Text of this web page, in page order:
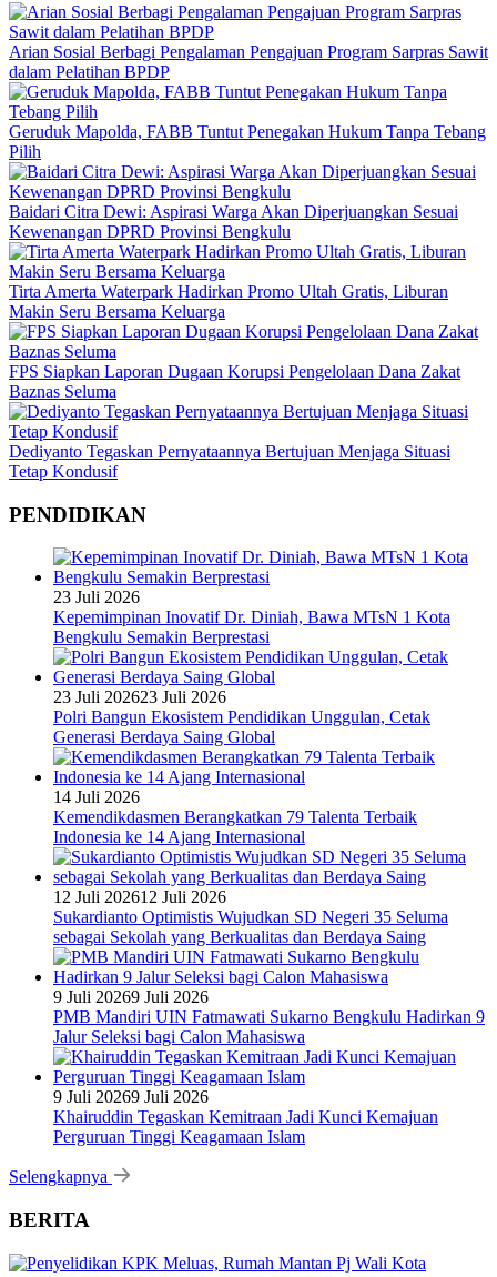
Arian Sosial Berbagi Pengalaman Pengajuan Program Sarpras Sawit
dalam Pelatihan BPDP
Geruduk Mapolda, FABB Tuntut Penegakan Hukum Tanpa Tebang
Pilih
Baidari Citra Dewi: Aspirasi Warga Akan Diperjuangkan Sesuai
Kewenangan DPRD Provinsi Bengkulu
Tirta Amerta Waterpark Hadirkan Promo Ultah Gratis, Liburan
Makin Seru Bersama Keluarga
FPS Siapkan Laporan Dugaan Korupsi Pengelolaan Dana Zakat
Baznas Seluma
Dediyanto Tegaskan Pernyataannya Bertujuan Menjaga Situasi
Tetap Kondusif
PENDIDIKAN
23 Juli 2026
Kepemimpinan Inovatif Dr. Diniah, Bawa MTsN 1 Kota
Bengkulu Semakin Berprestasi
23 Juli 202623 Juli 2026
Polri Bangun Ekosistem Pendidikan Unggulan, Cetak
Generasi Berdaya Saing Global
14 Juli 2026
Kemendikdasmen Berangkatkan 79 Talenta Terbaik
Indonesia ke 14 Ajang Internasional
12 Juli 202612 Juli 2026
Sukardianto Optimistis Wujudkan SD Negeri 35 Seluma
sebagai Sekolah yang Berkualitas dan Berdaya Saing
9 Juli 20269 Juli 2026
PMB Mandiri UIN Fatmawati Sukarno Bengkulu Hadirkan 9
Jalur Seleksi bagi Calon Mahasiswa
9 Juli 20269 Juli 2026
Khairuddin Tegaskan Kemitraan Jadi Kunci Kemajuan
Perguruan Tinggi Keagamaan Islam
Selengkapnya
BERITA